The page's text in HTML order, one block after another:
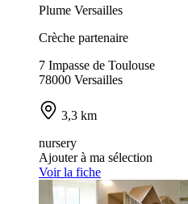
Plume Versailles
Crèche partenaire
7 Impasse de Toulouse
78000 Versailles
3,3 km
nursery
Ajouter à ma sélection
Voir la fiche